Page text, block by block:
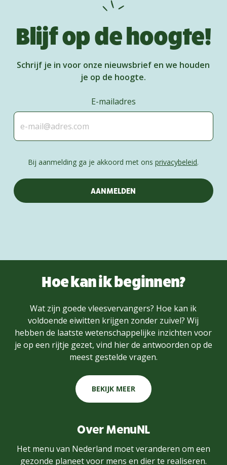
Blijf op de hoogte!
Schrijf je in voor onze nieuwsbrief en we houden
je op de hoogte.
E-mailadres
Bij aanmelding ga je akkoord met onsprivacybeleid.
Hoe kan ik beginnen?
Wat zijn goede vleesvervangers? Hoe kan ik
voldoende eiwitten krijgen zonder zuivel? Wij
hebben de laatste wetenschappelijke inzichten voor
je op een rijtje gezet, vind hier de antwoorden op de
meest gestelde vragen.
BEKIJK MEER
Over MenuNL
Het menu van Nederland moet veranderen om een
gezonde planeet voor mens en dier te realiseren.